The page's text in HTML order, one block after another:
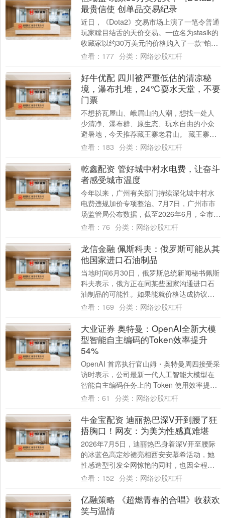
最贵信使 创单品交易纪录
近日，《Dota2》交易市场上演了一笔令普通
玩家瞠目结舌的天价交易。一位名为stasik的
收藏家以约30万美元的价格购入了一款“铂金
肉山宝宝”信使皮肤，创下了该....
查看： 177 分类： 网络炒股杠杆
好牛优配 四川被严重低估的清凉秘
境，瀑布扎堆，24℃耍水天堂，不要
门票
不想挤瓦屋山、峨眉山的人潮，想找一处人
少清净、瀑布群、原生态、玩水自由的小众
避暑地，今天推荐藏王寨老君山。 藏王寨老
君山，是一个近乎废弃的景区，保留了山野
查看： 183 分类： 网络炒股杠杆
乾鑫配资 管好城中村水电费，让奋斗
者感受城市温度
今年以来，广州有关部门持续深化城中村水
电费违规加价专项整治。7月7日，广州市市
场监管局公布数据，截至2026年6月，全市共
查处2806宗水电费加价案件，涉及村社....
查看： 76 分类： 网络炒股杠杆
龙信金融 佩斯科夫：俄罗斯可能从其
他国家进口石油制品
当地时间6月30日，俄罗斯总统新闻秘书佩斯
科夫表示，俄方正在同某些国家沟通进口石
油制品的可能性。如果能就价格达成协议，
俄罗斯将进口石油制品，以稳定国内能源市
查看： 169 分类： 网络炒股杠杆
大业证券 奥特曼：OpenAI全新大模
型智能自主编码的Token效率提升
54%
OpenAI 首席执行官山姆・奥特曼周四接受采
访时表示，公司最新一代人工智能大模型在
智能自主编码任务上的 Token 使用效率提升
54%，综合性能对标市面上竞....
查看： 61 分类： 网络炒股杠杆
牛金宝配资 迪丽热巴深V开到腰了狂
捂胸口！网友：为美为性感真难堪
2026年7月5日，迪丽热巴身着深V开至腰际
的冰蓝色高定纱裙亮相西安安慕希活动，她
性感造型引发全网惊艳的同时，也因全程下
意识捂胸口的遮挡动作，掀起了一场关
查看： 152 分类： 网络炒股杠杆
亿融策略 《超燃青春的合唱》收获欢
笑与温情